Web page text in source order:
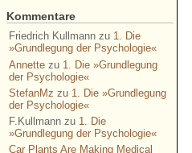
Kommentare
Friedrich Kullmannzu 1. Die
»Grundlegung der Psychologie«
Annettezu 1. Die »Grundlegung
der Psychologie«
StefanMz zu 1. Die »Grundlegung
der Psychologie«
F.Kullmannzu 1. Die
»Grundlegung der Psychologie«
Car Plants Are Making Medical